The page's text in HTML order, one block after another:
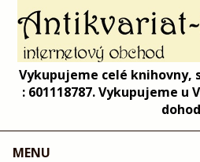
Vykupujeme celé
: 601118787. Vykupujeme
MENU